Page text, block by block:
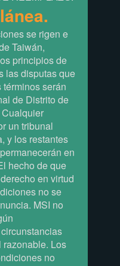
se rigen e
Taiwán,
principios de
las disputas que
serán
de Distrito de
un tribunal
y los restantes
en
hecho de que
en virtud
no se
MSI no
razonable. Los
no